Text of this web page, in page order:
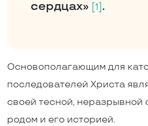
сердцах» [1] .
Основополагающим для
последователей Христа
своей тесной, неразрывной
родом и его историей.